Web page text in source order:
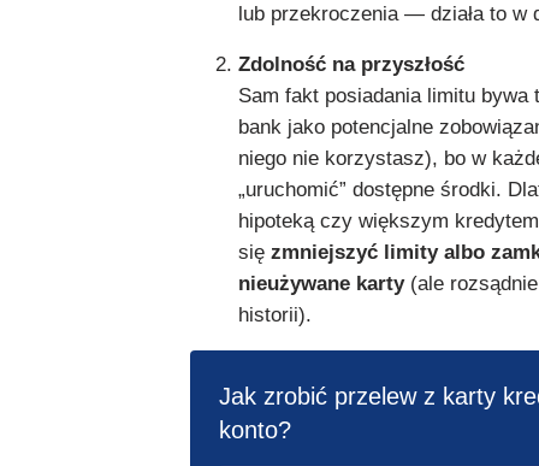
lub przekroczenia — działa to w
Zdolność na przyszłość
Sam fakt posiadania limitu bywa
bank jako potencjalne
niego nie korzystasz), bo w
„uruchomić” dostępne środki.
hipoteką czy większym
się zmniejszyć limity albo
nieużywane karty(ale
historii).
Jak zrobić przelew z karty
konto?